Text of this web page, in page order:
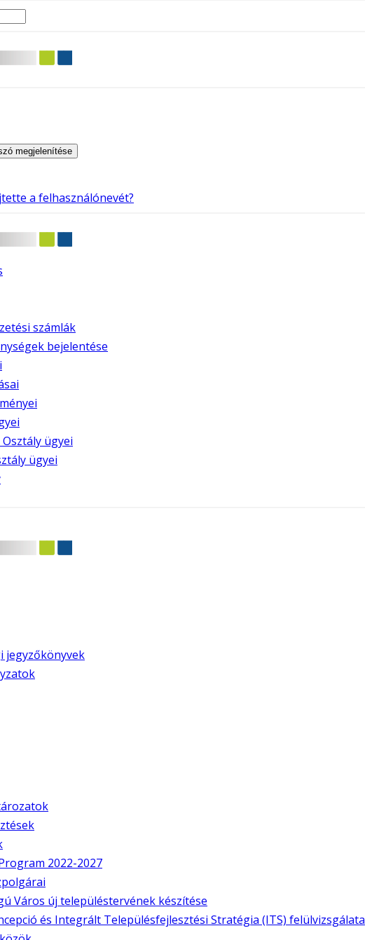
megjelenítése
a felhasználónevét?
számlák
bejelentése
ügyei
ügyei
jegyzőkönyvek
2022-2027
Város új településtervének készítése
és Integrált Településfejlesztési Stratégia (ITS) felülvizsgálata